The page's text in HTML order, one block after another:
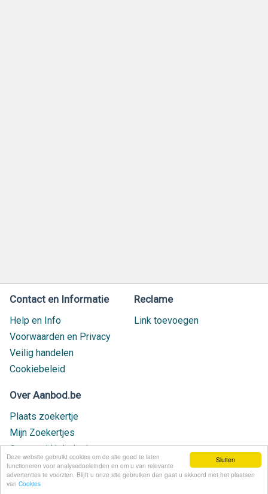
Sluiten
Deze website gebruikt cookies om de site goed te laten
functioneren voor analysedoeleinden en om u van relevante
advertenties te voorzien. Blijft u onze site gebruiken dan gaat u akkoord met het plaatsen
van Cookies
Contact en Informatie
Help en Info
Voorwaarden en Privacy
Veilig handelen
Cookiebeleid
Reclame
Link toevoegen
Over Aanbod.be
Plaats zoekertje
Mijn Zoekertjes
Contact / Helpdesk
Nieuw geplaatst